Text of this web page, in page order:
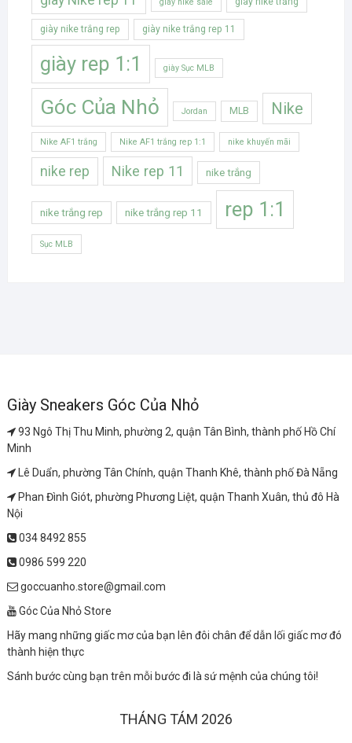
giày nike trắng rep giày nike trắng rep 11
giày rep 1:1 giày Sục MLB
Góc Của Nhỏ Jordan MLB Nike
Nike AF1 trắng Nike AF1 trắng rep 1:1 nike khuyến mãi
nike rep Nike rep 11 nike trắng
nike trắng rep nike trắng rep 11 rep 1:1
Sục MLB
Giày Sneakers Góc Của Nhỏ
93 Ngô Thị Thu Minh, phường 2, quận Tân Bình, thành phố Hồ Chí
Minh
Lê Duẩn, phường Tân Chính, quận Thanh Khê, thành phố Đà Nẵng
Phan Đình Giót, phường Phương Liệt, quận Thanh Xuân, thủ đô Hà
Nội
034 8492 855
0986 599 220
goccuanho.store@gmail.com
Góc Của Nhỏ Store
Hãy mang những giấc mơ của bạn lên đôi chân để dẫn lối giấc mơ đó
thành hiện thực
Sánh bước cùng bạn trên mỗi bước đi là sứ mệnh của chúng tôi!
THÁNG TÁM 2026